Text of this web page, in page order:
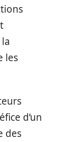
les
d’un
des